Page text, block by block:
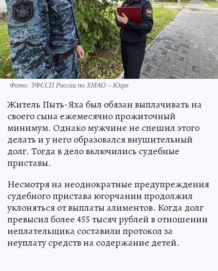
Фото: УФССП России по ХМАО – Югре
Житель Пыть-Яха был обязан выплачивать на
своего сына ежемесячно прожиточный
минимум. Однако мужчине не спешил этого
делать и у него образовался внушительный
долг. Тогда в дело включились судебные
приставы.
Несмотря на неоднократные предупреждения
судебного пристава югорчанин продолжил
уклоняться от выплаты алиментов. Когда долг
превысил более 455 тысяч рублей в отношении
неплательщика составили протокол за
неуплату средств на содержание детей.